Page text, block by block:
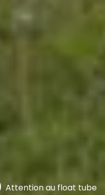
Attention au float tube